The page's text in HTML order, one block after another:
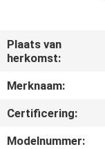
ONS
Plaats van
herkomst:
Merknaam:
Certificering:
Modelnummer: